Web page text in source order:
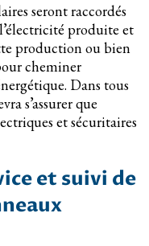
seront raccordés
produite et
production ou bien
cheminer
Dans tous
s’assurer que
et sécuritaires
et suivi de